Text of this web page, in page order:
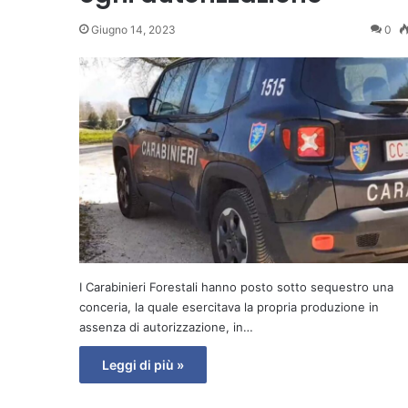
Giugno 14, 2023 0
I Carabinieri Forestali hanno posto sotto sequestro una
conceria, la quale esercitava la propria produzione in
assenza di autorizzazione, in…
Leggi di più »